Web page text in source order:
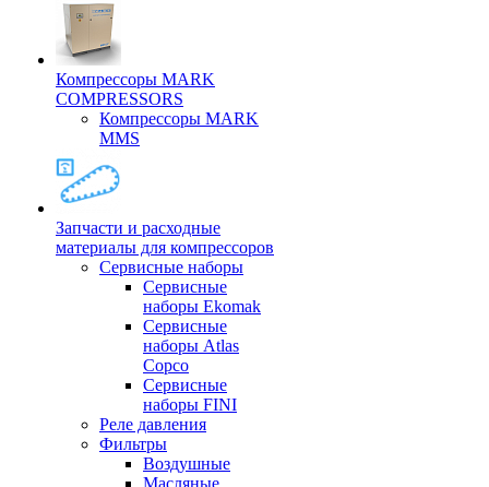
Компрессоры MARK
COMPRESSORS
Компрессоры MARK
MMS
Запчасти и расходные
материалы для компрессоров
Cервисные наборы
Сервисные
наборы Ekomak
Cервисные
наборы Atlas
Copco
Сервисные
наборы FINI
Реле давления
Фильтры
Воздушные
Масляные